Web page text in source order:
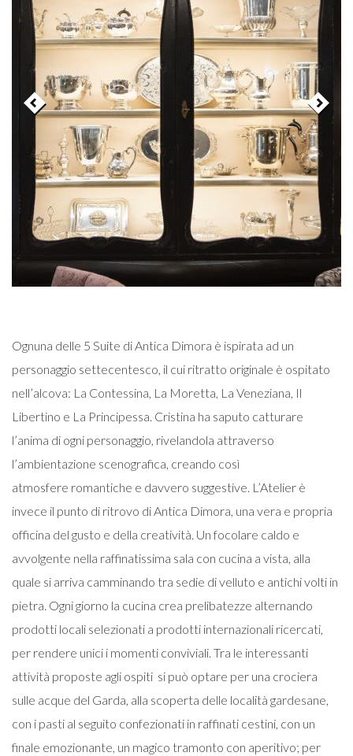
Ognuna delle 5 Suite di Antica Dimora è ispirata ad un
personaggio settecentesco, il cui ritratto originale è ospitato
nell’alcova: La Contessina, La Moretta, La Veneziana, Il
Libertino e La Principessa. Cristina ha saputo catturare
l’anima di ogni personaggio, rivelandola attraverso
l’ambientazione scenografica, creando così
atmosfere romantiche e davvero suggestive. L’Atelier è
invece il punto di ritrovo di Antica Dimora, una vera e propria
officina del gusto e della creatività. Un focolare caldo e
avvolgente nella raffinatissima sala con cucina a vista, alla
quale si arriva camminando tra sedie di velluto e antichi volti in
pietra. Ogni giorno la cucina crea prelibatezze alternando
prodotti locali selezionati a prodotti internazionali ricercati,
per rendere unici i momenti conviviali. Tra le interessanti
attività proposte agli ospiti si può optare per una crociera
sulle acque del Garda, alla scoperta delle località gardesane,
con i pasti al seguito confezionati in raffinati cestini, con un
finale emozionante, un magico tramonto con aperitivo; per